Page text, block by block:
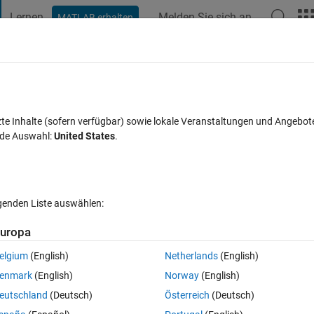
Lernen MATLAB erhalten Melden Sie sich an
and vector length?
In MATLAB Online öffnen 0 Stimmen
however, I can't seem to get it to work properly, the plot never
Inhalte (sofern verfügbar) sowie lokale Veranstaltungen und
Auswahl:United States.
Liste auswählen:
(English)
(English)
(Deutsch)
Netherlands(English)
Norway(English)
Österreich (Deutsch)